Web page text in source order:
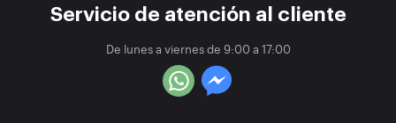
Servicio de atención al cliente
De lunes a viernes de 9:00 a 17:00